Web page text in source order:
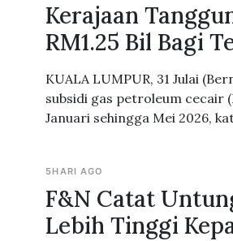
Kerajaan
RM1.25 Bil Bagi
KUALA LUMPUR, 31 Julai
subsidi gas petroleum cecair
Januari sehingga Mei 2026,
5HARI AGO
F&N Catat
Lebih Tinggi